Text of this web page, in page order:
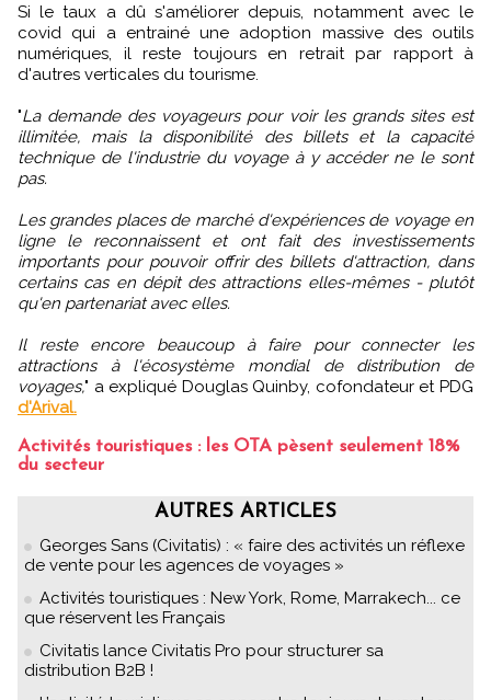
Si le taux a dû s'améliorer depuis, notamment avec le
covid qui a entrainé une adoption massive des outils
numériques, il reste toujours en retrait par rapport à
d'autres verticales du tourisme.
"La demande des voyageurs pour voir les grands sites est
illimitée, mais la disponibilité des billets et la capacité
technique de l'industrie du voyage à y accéder ne le sont
pas.
Les grandes places de marché d'expériences de voyage en
ligne le reconnaissent et ont fait des investissements
importants pour pouvoir offrir des billets d'attraction, dans
certains cas en dépit des attractions elles-mêmes - plutôt
qu'en partenariat avec elles.
Il reste encore beaucoup à faire pour connecter les
attractions à l'écosystème mondial de distribution de
voyages," a expliqué Douglas Quinby, cofondateur et PDG
d'Arival.
Activités touristiques : les OTA pèsent seulement 18%
du secteur
AUTRES ARTICLES
Georges Sans (Civitatis) : « faire des activités un réflexe
de vente pour les agences de voyages »
Activités touristiques : New York, Rome, Marrakech... ce
que réservent les Français
Civitatis lance Civitatis Pro pour structurer sa
distribution B2B !